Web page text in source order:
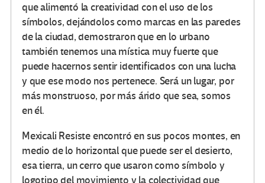
que alimentó la creatividad con el uso de los
símbolos, dejándolos como marcas en las paredes
de la ciudad, demostraron que en lo urbano
también tenemos una mística muy fuerte que
puede hacernos sentir identificados con una lucha
y que ese modo nos pertenece. Será un lugar, por
más monstruoso, por más árido que sea, somos
en él.
Mexicali Resiste encontró en sus pocos montes, en
medio de lo horizontal que puede ser el desierto,
esa tierra, un cerro que usaron como símbolo y
logotipo del movimiento y la colectividad que